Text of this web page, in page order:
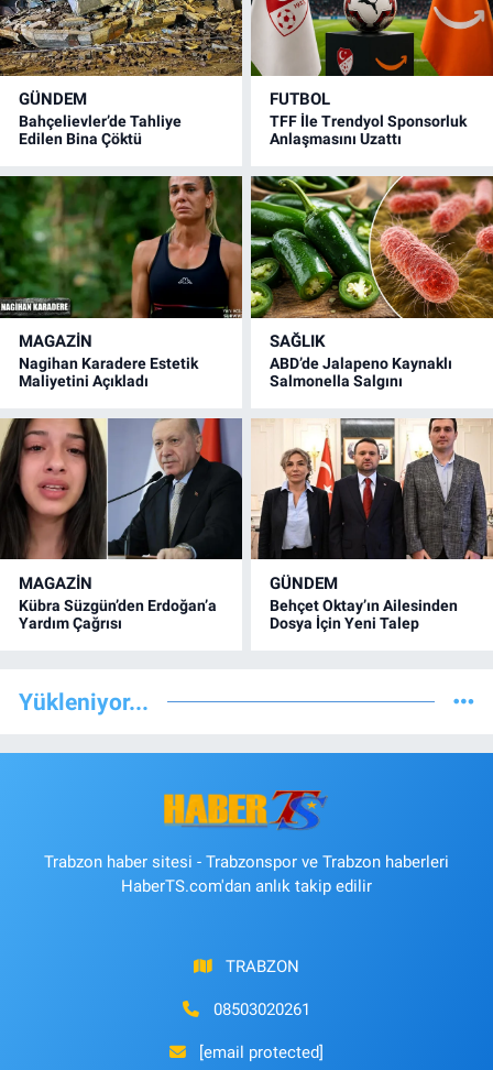
GÜNDEM
Bahçelievler’de Tahliye
Edilen Bina Çöktü
FUTBOL
TFF İle Trendyol Sponsorluk
Anlaşmasını Uzattı
MAGAZİN
Nagihan Karadere Estetik
Maliyetini Açıkladı
SAĞLIK
ABD’de Jalapeno Kaynaklı
Salmonella Salgını
MAGAZİN
Kübra Süzgün’den Erdoğan’a
Yardım Çağrısı
GÜNDEM
Behçet Oktay’ın Ailesinden
Dosya İçin Yeni Talep
Yükleniyor...
Trabzon haber sitesi - Trabzonspor ve Trabzon haberleri
HaberTS.com'dan anlık takip edilir
TRABZON
08503020261
[email protected]